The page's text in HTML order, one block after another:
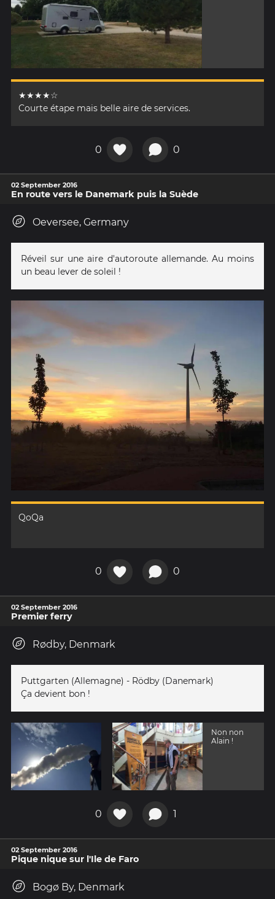
★★★★☆
Courte étape mais belle aire de services.
0 0
02 September 2016
En route vers le Danemark puis la Suède
Oeversee, Germany
Réveil sur une aire d'autoroute allemande. Au moins
un beau lever de soleil !
QoQa
0 0
02 September 2016
Premier ferry
Rødby, Denmark
Puttgarten (Allemagne) - Rödby (Danemark)
Ça devient bon !
Non non
Alain !
0 1
02 September 2016
Pique nique sur l'Ile de Faro
Bogø By, Denmark